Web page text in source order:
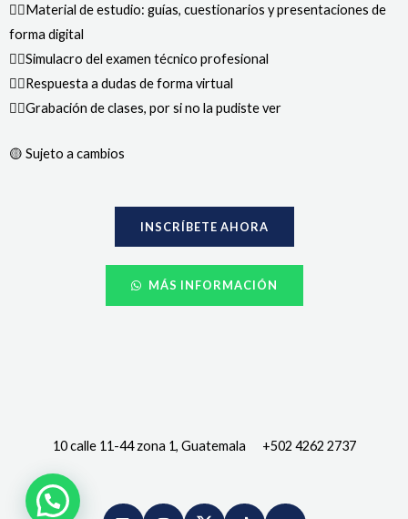
👉🏻Material de estudio: guías, cuestionarios y presentaciones de
forma digital
👉🏻Simulacro del examen técnico profesional
👉🏻Respuesta a dudas de forma virtual
👉🏻Grabación de clases, por si no la pudiste ver
🟡 Sujeto a cambios
INSCRÍBETE AHORA
MÁS INFORMACIÓN
10 calle 11-44 zona 1, Guatemala +502 4262 2737